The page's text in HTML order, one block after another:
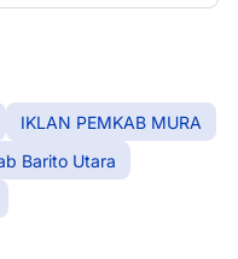
IKLAN PEMKAB MURA
Barito Utara